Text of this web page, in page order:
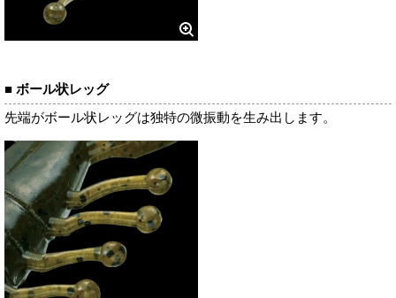
■ ボール状レッグ
先端がボール状レッグは独特の微振動を生み出します。